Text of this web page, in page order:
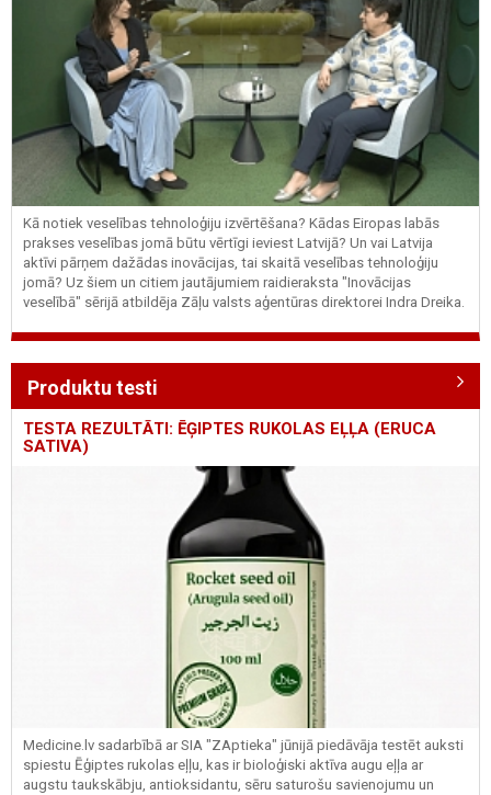
Kā notiek veselības tehnoloģiju izvērtēšana? Kādas Eiropas labās
prakses veselības jomā būtu vērtīgi ieviest Latvijā? Un vai Latvija
aktīvi pārņem dažādas inovācijas, tai skaitā veselības tehnoloģiju
jomā? Uz šiem un citiem jautājumiem raidieraksta "Inovācijas
veselībā" sērijā atbildēja Zāļu valsts aģentūras direktorei Indra Dreika.
Produktu testi
TESTA REZULTĀTI: ĒĢIPTES RUKOLAS EĻĻA (ERUCA
SATIVA)
Medicine.lv sadarbībā ar SIA "ZAptieka" jūnijā piedāvāja testēt auksti
spiestu Ēģiptes rukolas eļļu, kas ir bioloģiski aktīva augu eļļa ar
augstu taukskābju, antioksidantu, sēru saturošu savienojumu un